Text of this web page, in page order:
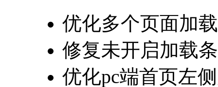
优化多个页面加
修复未开启加载
优化pc端首页左